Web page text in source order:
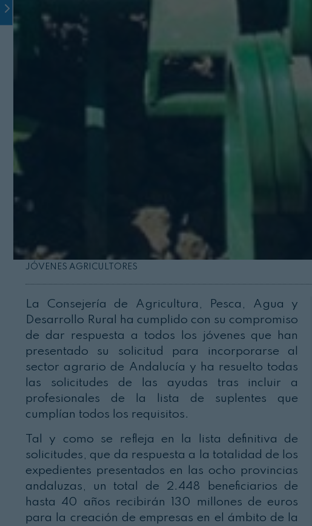
JÓVENES AGRICULTORES
La Consejería de Agricultura, Pesca, Agua y
Desarrollo Rural ha cumplido con su compromiso
de dar respuesta a todos los jóvenes que han
presentado su solicitud para incorporarse al
sector agrario de Andalucía y ha resuelto todas
las solicitudes de las ayudas tras incluir a
profesionales de la lista de suplentes que
cumplían todos los requisitos.
Tal y como se refleja en la lista definitiva de
solicitudes, que da respuesta a la totalidad de los
expedientes presentados en las ocho provincias
andaluzas, un total de 2.448 beneficiarios de
hasta 40 años recibirán 130 millones de euros
para la creación de empresas en el ámbito de la